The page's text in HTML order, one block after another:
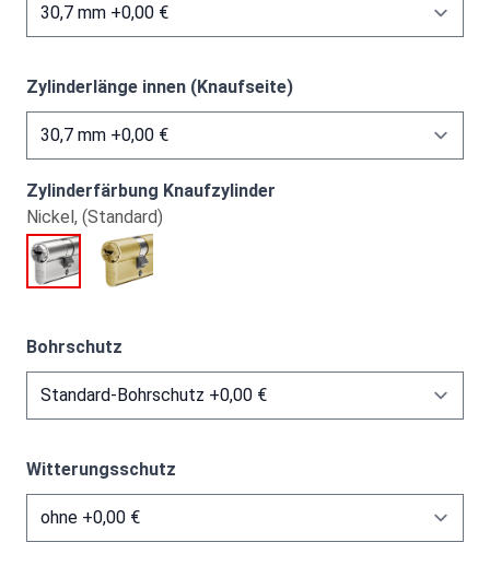
Zylinderlänge innen (Knaufseite)
Zylinderfärbung Knaufzylinder
Nickel, (Standard)
Bohrschutz
Witterungsschutz